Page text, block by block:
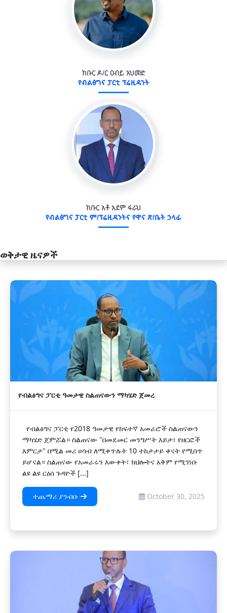
ክቡር ዶ/ር ዐብይ አህመድ
የብልፅግና ፓርቲ ፕሬዚዳንት
ክቡር አቶ አደም ፋራህ
የብልፅግና ፓርቲ ም/ፕሬዚዳንትና የዋና ጽ/ቤት ኃላፊ
ወቅታዊ ዜናዎች
አዲስ
የብልፅግና ፓርቲ ዓመታዊ ስልጠናውን ማካሄድ ጀመረ
የብልፅግና ፓርቲ የ2018 ዓመታዊ የከፍተኛ አመራሮች ስልጠናውን
ማካሄድ ጀምሯል። ስልጠናው "በመደመር መንግሥት እይታ፣ የዘርፎች
እምርታ" በሚል መሪ ሀሳብ ለሚቀጥሉት 10 ተከታታይ ቀናት የሚሰጥ
ይሆናል። ስልጠናው የአመራሩን እውቀት፣ ክህሎትና አቅም የሚገነቡ
ልዩ ልዩ ርዕሰ ጉዳዮች [...]
ተጨማሪ ያንብቡ October 30, 2025